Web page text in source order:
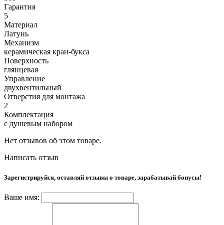
Гарантия
5
Материал
Латунь
Механизм
керамическая кран-букса
Поверхность
глянцевая
Управление
двухвентильный
Отверстия для монтажа
2
Комплектация
с душевым набором
Нет отзывов об этом товаре.
Написать отзыв
Зарегистрируйся, оставляй отзывы о товаре, зарабатывай бонусы!
Ваше имя: